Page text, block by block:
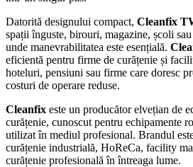
Datorită designului compact, Cleanfix
spații înguste, birouri, magazine, școli
unde manevrabilitatea este esențială.
eficientă pentru firme de curățenie și
hoteluri, pensiuni sau firme care doresc
costuri de operare reduse.
Cleanfix este un producător elvețian de
curățenie, cunoscut pentru echipamente
utilizat în mediul profesional. Brandul
curățenie industrială, HoReCa, facility
curățenie profesională în întreaga lume.